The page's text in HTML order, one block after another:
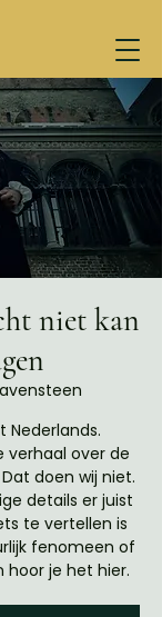
niet kan
Nederlands.
verhaal over de
doen wij niet.
details er juist
te vertellen is
fenomeen of
hoor je het hier.